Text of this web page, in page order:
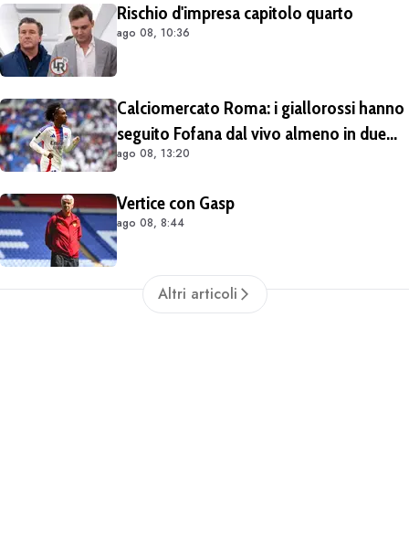
Rischio d'impresa capitolo quarto
ago 08, 10:36
Calciomercato Roma: i giallorossi hanno
seguito Fofana dal vivo almeno in due
occasioni. Costa 40/45 milioni
ago 08, 13:20
Vertice con Gasp
ago 08, 8:44
Altri articoli